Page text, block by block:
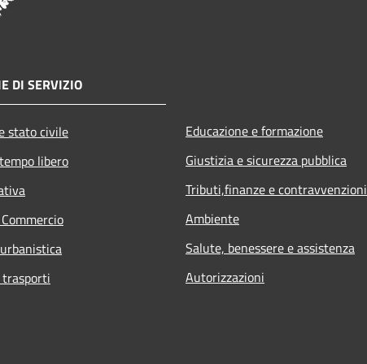
DI SERVIZIO
stato civile
libero
Educazione e formazione
Giustizia e sicurezza pubblica
Tributi,finanze e contravvenzioni
Ambiente
Salute, benessere e assistenza
Autorizzazioni